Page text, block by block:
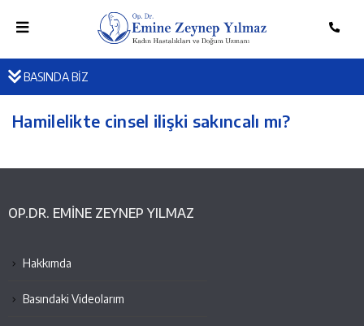
BASINDA BİZ
Hamilelikte cinsel ilişki sakıncalı mı?
OP.DR. EMINE ZEYNEP YILMAZ
Hakkımda
Basındaki Videolarım